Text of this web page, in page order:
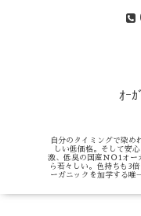
ｵｰ
自分のタイミングで染め
しい低価格。そして安
激、低臭の国産ＮＯ1オ
ら若々しい。色持ちも3
ーガニックを加学する唯